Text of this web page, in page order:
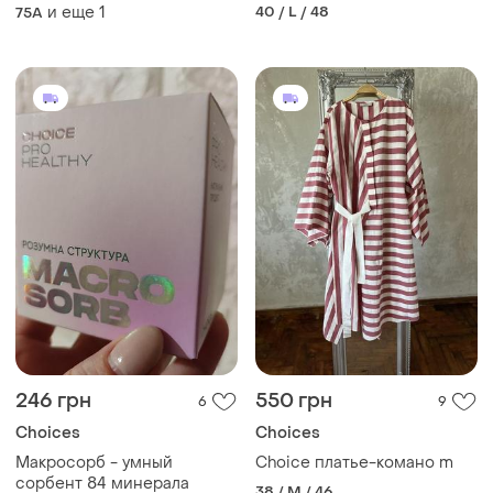
75A и еще 1 40 / L / 48
246 грн 6
Choices
Макросорб - умный
сорбент 84 минерала
550 грн 9
Choices
Choice платье-комано m